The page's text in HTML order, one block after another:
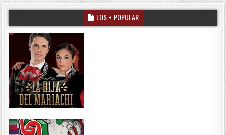
LOS + POPULAR